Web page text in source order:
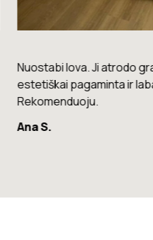
Nuostabi lova. Ji atrodo
estetiškai pagaminta ir
Rekomenduoju.
Ana S.